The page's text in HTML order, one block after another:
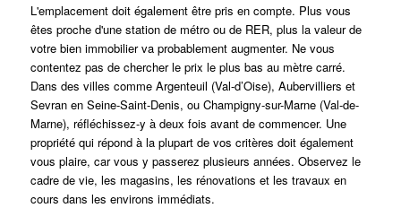
L'emplacement doit également être pris en compte. Plus vous
êtes proche d'une station de métro ou de RER, plus la valeur de
votre bien immobilier va probablement augmenter. Ne vous
contentez pas de chercher le prix le plus bas au mètre carré.
Dans des villes comme Argenteuil (Val-d’Oise), Aubervilliers et
Sevran en Seine-Saint-Denis, ou Champigny-sur-Marne (Val-de-
Marne), réfléchissez-y à deux fois avant de commencer. Une
propriété qui répond à la plupart de vos critères doit également
vous plaire, car vous y passerez plusieurs années. Observez le
cadre de vie, les magasins, les rénovations et les travaux en
cours dans les environs immédiats.